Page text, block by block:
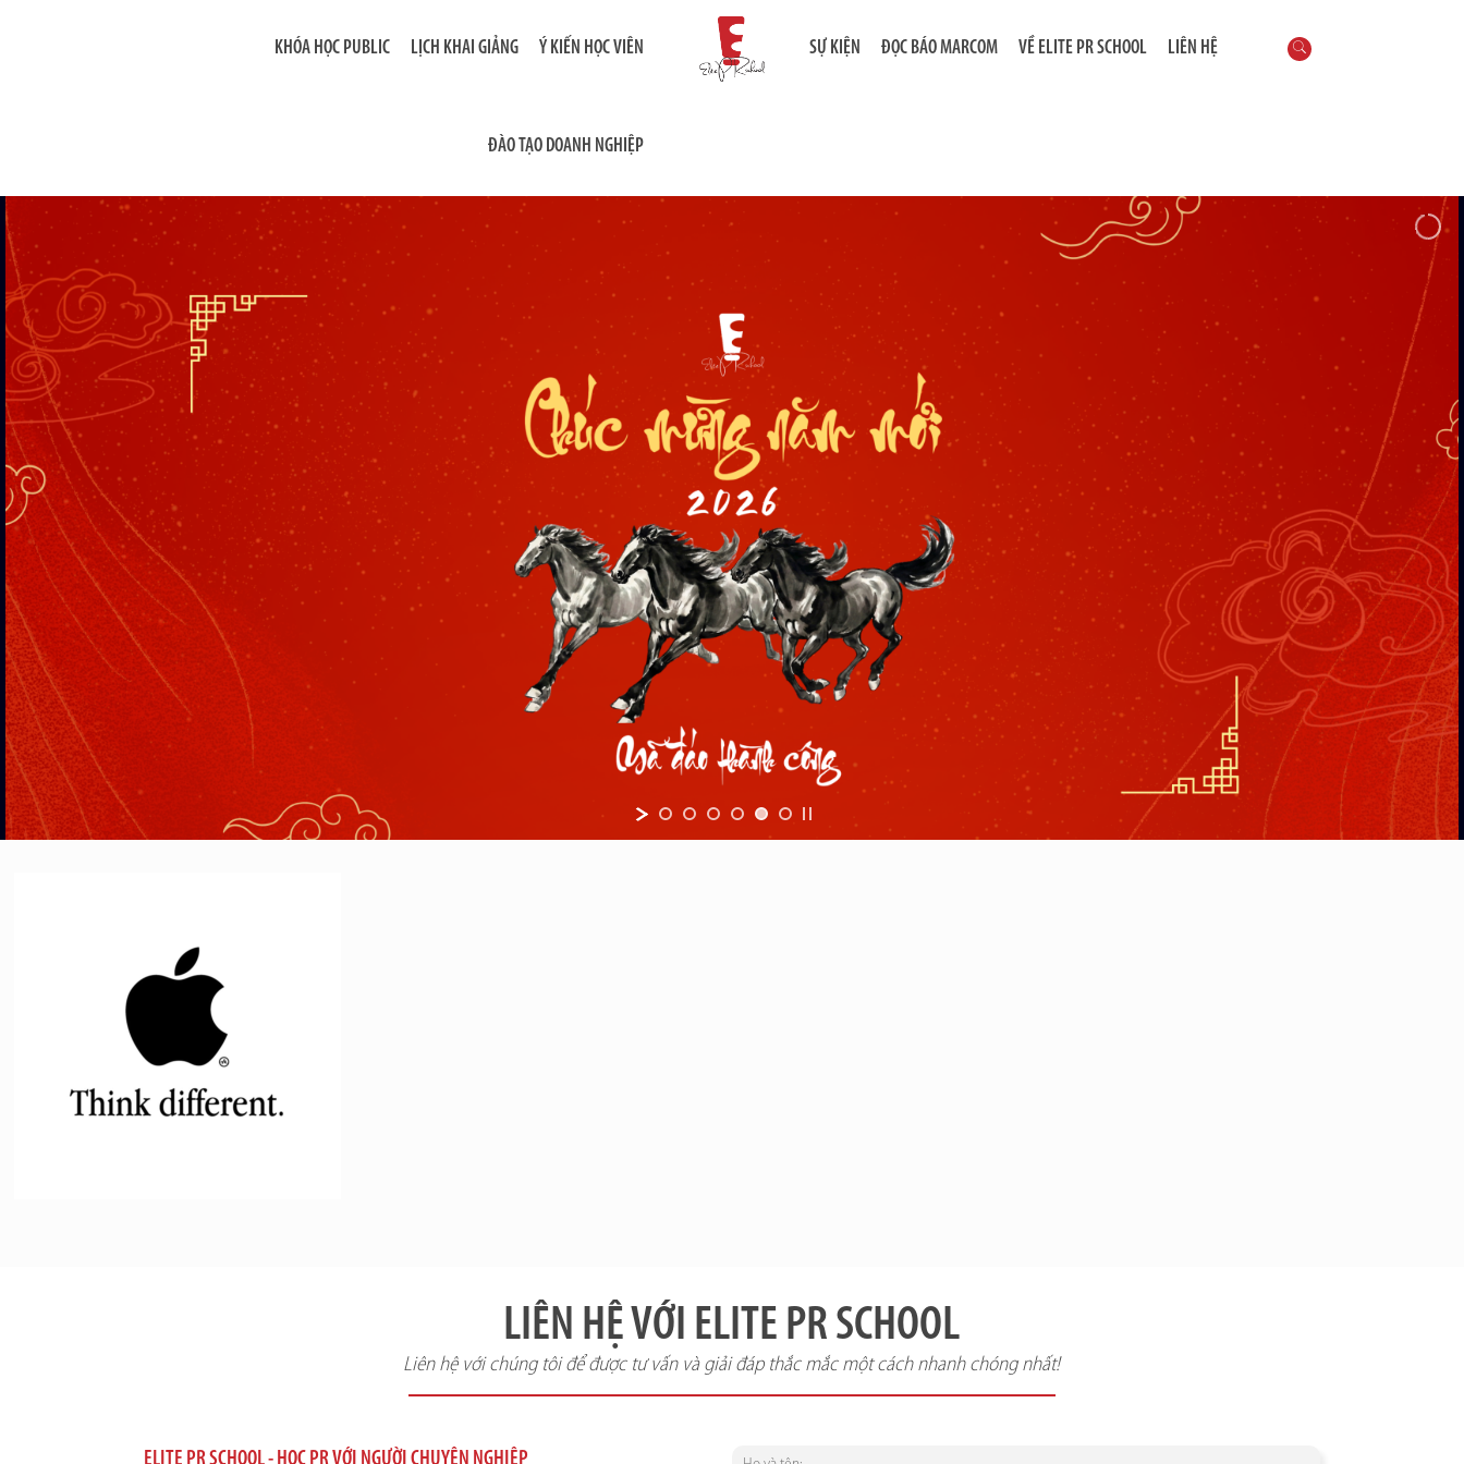
KHÓA HỌC PUBLIC LỊCH KHAI GIẢNG Ý KIẾN HỌC VIÊN
ĐÀO TẠO DOANH NGHIỆP
SỰ KIỆN ĐỌC BÁO MARCOM VỀ ELITE PR SCHOOL LIÊN HỆ
LIÊN HỆ VỚI ELITE PR SCHOOL
Liên hệ với chúng tôi để được tư vấn và giải đáp thắc mắc một cách nhanh chóng nhất!
ELITE PR SCHOOL - HỌC PR VỚI NGƯỜI CHUYÊN NGHIỆP